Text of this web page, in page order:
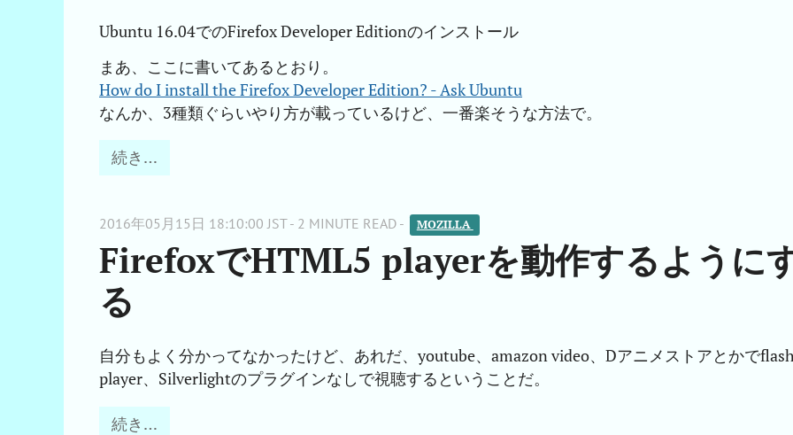
Ubuntu 16.04でのFirefox Developer Editionのインストール
まあ、ここに書いてあるとおり。
How do I install the Firefox Developer Edition? - Ask Ubuntu
なんか、3種類ぐらいやり方が載っているけど、一番楽そうな方法で。
続き…
2016年05月15日 18:10:00 JST - 2 MINUTE READ - MOZILLA
FirefoxでHTML5 playerを動作するように
る
自分もよく分かってなかったけど、あれだ、youtube、amazon video、Dアニメストアとかで
player、Silverlightのプラグインなしで視聴するということだ。
続き…